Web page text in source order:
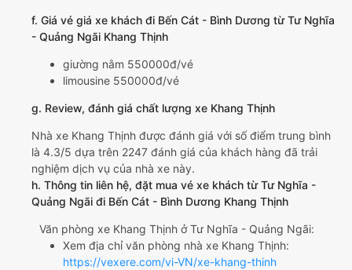
f. Giá vé giá xe khách đi Bến Cát - Bình Dương từ Tư Nghĩa
- Quảng Ngãi Khang Thịnh
giường nằm 550000đ/vé
limousine 550000đ/vé
g. Review, đánh giá chất lượng xe Khang Thịnh
Nhà xe Khang Thịnh được đánh giá với số điểm trung bình
là 4.3/5 dựa trên 2247 đánh giá của khách hàng đã trải
nghiệm dịch vụ của nhà xe này.
h. Thông tin liên hệ, đặt mua vé xe khách từ Tư Nghĩa -
Quảng Ngãi đi Bến Cát - Bình Dương Khang Thịnh
Văn phòng xe Khang Thịnh ở Tư Nghĩa - Quảng Ngãi:
Xem địa chỉ văn phòng nhà xe Khang Thịnh:
https://vexere.com/vi-VN/xe-khang-thinh